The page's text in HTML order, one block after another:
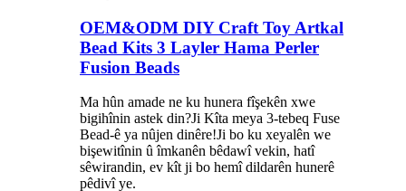
OEM&ODM DIY Craft Toy Artkal
Bead Kits 3 Layler Hama Perler
Fusion Beads
Ma hûn amade ne ku hunera fîşekên xwe
bigihînin astek din?Ji Kîta meya 3-tebeq Fuse
Bead-ê ya nûjen dinêre!Ji bo ku xeyalên we
bişewitînin û îmkanên bêdawî vekin, hatî
sêwirandin, ev kît ji bo hemî dildarên hunerê
pêdivî ye.